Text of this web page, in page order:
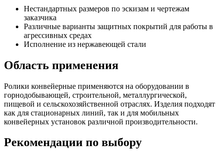
Нестандартных размеров по эскизам и чертежам
заказчика
Различные варианты защитных покрытий для работы в
агрессивных средах
Исполнение из нержавеющей стали
Область применения
Ролики конвейерные применяются на оборудовании в
горнодобывающей, строительной, металлургической,
пищевой и сельскохозяйственной отраслях. Изделия подходят
как для стационарных линий, так и для мобильных
конвейерных установок различной производительности.
Рекомендации по выбору